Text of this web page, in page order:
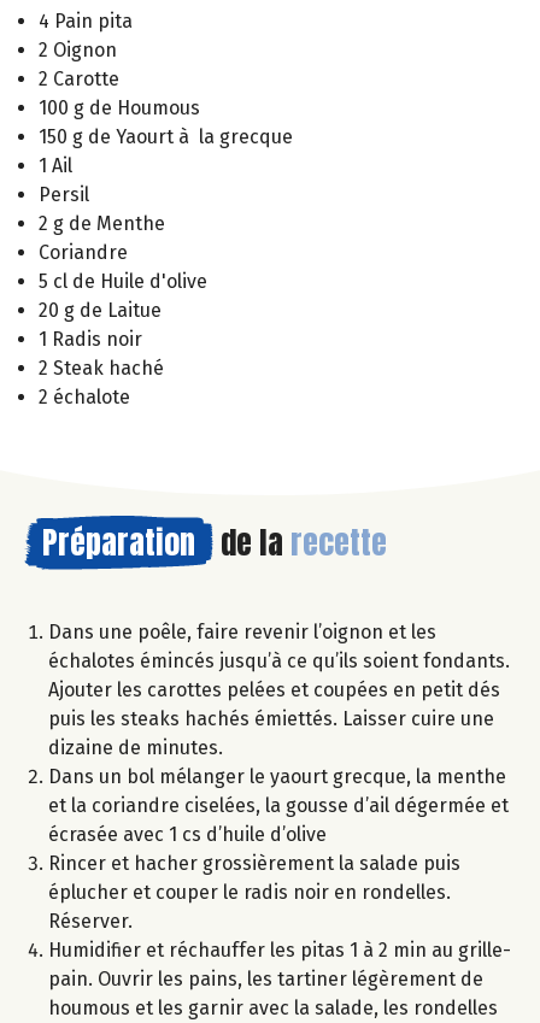
4 Pain pita
2 Oignon
2 Carotte
100 g de Houmous
150 g de Yaourt à la grecque
1 Ail
Persil
2 g de Menthe
Coriandre
5 cl de Huile d'olive
20 g de Laitue
1 Radis noir
2 Steak haché
2 échalote
Préparation de la recette
Dans une poêle, faire revenir l’oignon et les
échalotes émincés jusqu’à ce qu’ils soient fondants.
Ajouter les carottes pelées et coupées en petit dés
puis les steaks hachés émiettés. Laisser cuire une
dizaine de minutes.
Dans un bol mélanger le yaourt grecque, la menthe
et la coriandre ciselées, la gousse d’ail dégermée et
écrasée avec 1 cs d’huile d’olive
Rincer et hacher grossièrement la salade puis
éplucher et couper le radis noir en rondelles.
Réserver.
Humidifier et réchauffer les pitas 1 à 2 min au grille-
pain. Ouvrir les pains, les tartiner légèrement de
houmous et les garnir avec la salade, les rondelles